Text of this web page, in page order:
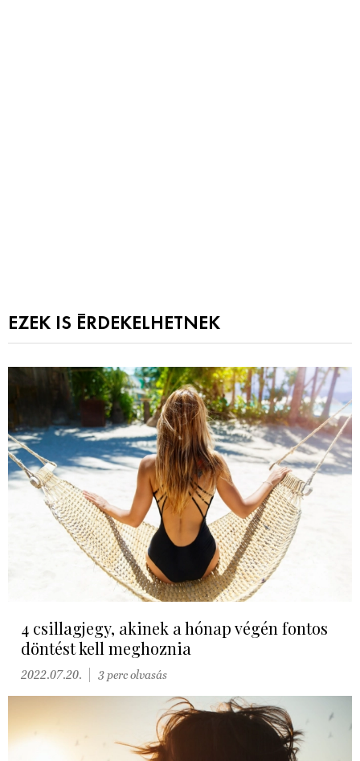
EZEK IS ÉRDEKELHETNEK
4 csillagjegy, akinek a hónap végén fontos
döntést kell meghoznia
2022.07.20. 3 perc olvasás